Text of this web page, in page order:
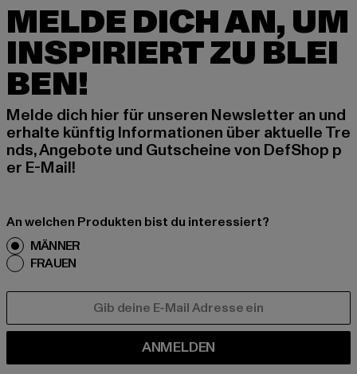
MELDE DICH AN, UM
INSPIRIERT ZU BLEI
BEN!
Melde dich hier für unseren Newsletter an und
erhalte künftig Informationen über aktuelle Tre
nds, Angebote und Gutscheine von DefShop p
er E-Mail!
An welchen Produkten bist du interessiert?
MÄNNER
FRAUEN
ANMELDEN